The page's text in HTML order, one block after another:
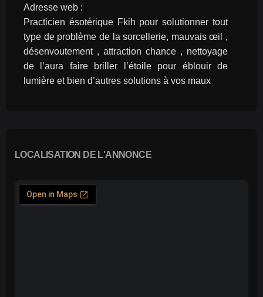
Adresse web :
Practicien ésotérique Fkih pour solutionner tout
type de problème de la sorcellerie, mauvais œil ,
désenvoutement , attraction chance , nettoyage
de l’aura faire briller l’étoile pour éblouir de
lumière et bien d’autres solutions à vos maux
LOCALISATION DE L'ANNONCE